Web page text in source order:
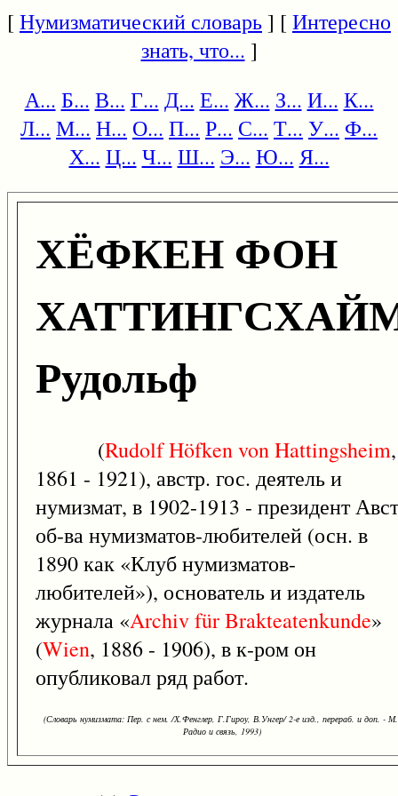
[Нумизматический словарь] [Интересно
знать, что... ]
А... Б... В... Г... Д... Е... Ж... З... И... К...
Л... М... Н... О... П... Р... С... Т... У... Ф...
Х... Ц... Ч... Ш... Э... Ю... Я...
ХЁФКЕН ФОН
Рудольф
(RudolfHöfkenvonHattingsheim,
1861 - 1921), австр. гос. деятель и
нумизмат, в 1902-1913 - президент
об-ва нумизматов-любителей (осн. в
1890 как «Клуб нумизматов-
любителей»), основатель и издатель
журнала «ArchivfürBrakteatenkunde»
(Wien, 1886 - 1906), в к-ром он
опубликовал ряд работ.
(Словарь нумизмата: Пер. с нем. /Х.Фенглер, Г.Гироу, В.Унгер/ 2-е изд., перераб. и доп. -
Радио и связь, 1993)